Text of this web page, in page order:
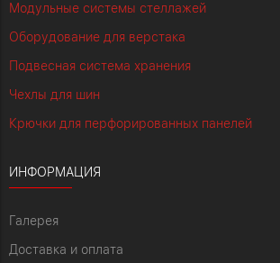
Модульные системы стеллажей
Оборудование для верстака
Подвесная система хранения
Чехлы для шин
Крючки для перфорированных панелей
ИНФОРМАЦИЯ
Галерея
Доставка и оплата